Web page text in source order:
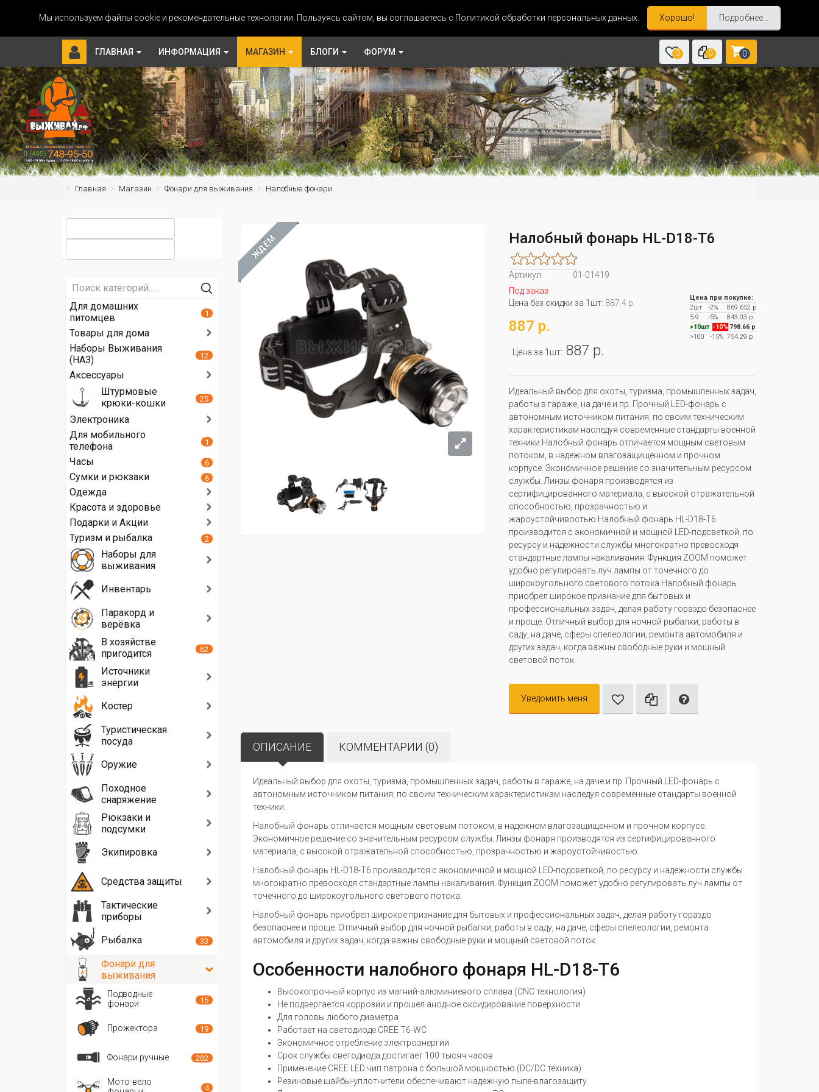
Мы используем файлы cookie и рекомендательные технологии. Пользуясь сайтом, вы соглашаетесь с Политикой обработки персональных данных. Хорошо! Подробнее...
ГЛАВНАЯ ИНФОРМАЦИЯ МАГАЗИН БЛОГИ ФОРУМ 0 0 0
Главная Магазин Фонари для выживания Налобные фонари
ЖДЁМ Налобный фонарь HL-D18-T6
Артикул:
01-01419
Под заказ
Цена без скидки за 1шт: 887.4 р.
887 р.
Цена за 1шт: 887 р.
Цена при покупке:
2шт
-2%
869.652 р
5-9
-5%
843.03 р
>10шт -10% 798.66 р
>100
-15%754.29 р
Идеальный выбор для охоты, туризма, промышленных задач,
работы в гараже, на даче и пр. Прочный LED-фонарь с
автономным источником питания, по своим техническим
характеристикам наследуя современные стандарты военной
техники.Налобный фонарь отличается мощным световым
потоком, в надежном влагозащищенном и прочном
корпусе. Экономичное решение со значительным ресурсом
службы. Линзы фонаря производятся из
сертифицированного материала, с высокой отражательной
способностью, прозрачностью и
жароустойчивостью.Налобный фонарь HL-D18-T6
производится с экономичной и мощной LED-подсветкой, по
ресурсу и надежности службы многократно превосходя
стандартные лампы накаливания. Функция ZOOM поможет
удобно регулировать луч лампы от точечного до
широкоугольного светового потока.Налобный фонарь
приобрел широкое признание для бытовых и
профессиональных задач, делая работу гораздо безопаснее
и проще. Отличный выбор для ночной рыбалки, работы в
саду, на даче, сферы спелеологии, ремонта автомобиля и
других задач, когда важны свободные руки и мощный
световой поток.
Уведомить меня
ОПИСАНИЕ КОММЕНТАРИИ (0)
Идеальный выбор для охоты, туризма, промышленных задач, работы в гараже, на даче и пр. Прочный LED-фонарь с
автономным источником питания, по своим техническим характеристикам наследуя современные стандарты военной
техники.
Налобный фонарь отличается мощным световым потоком, в надежном влагозащищенном и прочном корпусе.
Экономичное решение со значительным ресурсом службы. Линзы фонаря производятся из сертифицированного
материала, с высокой отражательной способностью, прозрачностью и жароустойчивостью.
Налобный фонарь HL-D18-T6 производится с экономичной и мощной LED-подсветкой, по ресурсу и надежности службы
многократно превосходя стандартные лампы накаливания. Функция ZOOM поможет удобно регулировать луч лампы от
точечного до широкоугольного светового потока.
Налобный фонарь приобрел широкое признание для бытовых и профессиональных задач, делая работу гораздо
безопаснее и проще. Отличный выбор для ночной рыбалки, работы в саду, на даче, сферы спелеологии, ремонта
автомобиля и других задач, когда важны свободные руки и мощный световой поток.
Особенности налобного фонаря HL-D18-T6
Высокопрочный корпус из магний-алюминиевого сплава (CNC технология)
Не подвергается коррозии и прошел анодное оксидирование поверхности
Для головы любого диаметра
Работает на светодиоде CREE T6-WC
Экономичное отребление электроэнергии
Срок службы светодиода достигает 100 тысяч часов
Применение CREE LED чип патрона с большой мощностью (DC/DC техника)
Резиновые шайбы-уплотнители обеспечивают надежную пыле-влагозащиту
Для домашних
питомцев
1
Товары для дома
Наборы Выживания
(НАЗ)
12
Аксессуары
Штурмовые
крюки-кошки
25
Электроника
Для мобильного
телефона
1
Часы 6
Сумки и рюкзаки 6
Одежда
Красота и здоровье
Подарки и Акции
Туризм и рыбалка
2
Наборы для
выживания
Инвентарь
Паракорд и
верёвка
В хозяйстве
пригодится
62
Источники
энергии
Костер
Туристическая
посуда
Оружие
Походное
снаряжение
Рюкзаки и
подсумки
Экипировка
Средства защиты
Тактические
приборы
Рыбалка
33
Фонари для
выживания
Подводные
фонари
15
Прожектора 19
Фонари ручные 202
Мото-вело
4